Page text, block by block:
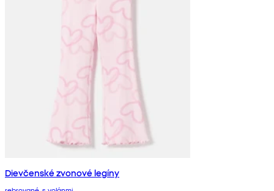
Dievčenské zvonové legíny